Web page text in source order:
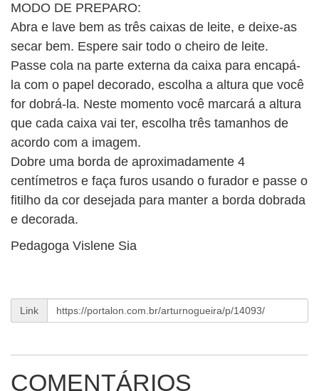
MODO DE PREPARO:
Abra e lave bem as três caixas de leite, e deixe-as
secar bem. Espere sair todo o cheiro de leite.
Passe cola na parte externa da caixa para encapá-
la com o papel decorado, escolha a altura que você
for dobrá-la. Neste momento você marcará a altura
que cada caixa vai ter, escolha três tamanhos de
acordo com a imagem.
Dobre uma borda de aproximadamente 4
centímetros e faça furos usando o furador e passe o
fitilho da cor desejada para manter a borda dobrada
e decorada.
Pedagoga Vislene Sia
Link
COMENTÁRIOS